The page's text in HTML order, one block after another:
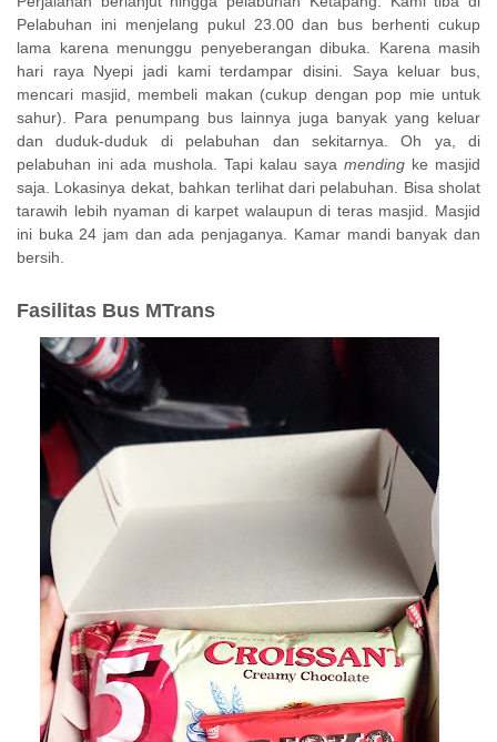
Pelabuhan ini menjelang pukul 23.00 dan bus berhenti cukup
lama karena menunggu penyeberangan dibuka. Karena masih
hari raya Nyepi jadi kami terdampar disini. Saya keluar bus,
mencari masjid, membeli makan (cukup dengan pop mie untuk
sahur). Para penumpang bus lainnya juga banyak yang keluar
dan duduk-duduk di pelabuhan dan sekitarnya. Oh ya, di
pelabuhan ini ada mushola. Tapi kalau saya mending ke masjid
saja. Lokasinya dekat, bahkan terlihat dari pelabuhan. Bisa sholat
tarawih lebih nyaman di karpet walaupun di teras masjid. Masjid
ini buka 24 jam dan ada penjaganya. Kamar mandi banyak dan
bersih.
Fasilitas Bus MTrans